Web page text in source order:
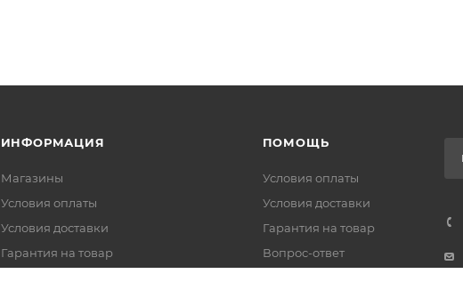
ИНФОРМАЦИЯ
Магазины
Условия оплаты
Условия доставки
Гарантия на товар
ПОМОЩЬ
Условия оплаты
Условия доставки
Гарантия на товар
Вопрос-ответ